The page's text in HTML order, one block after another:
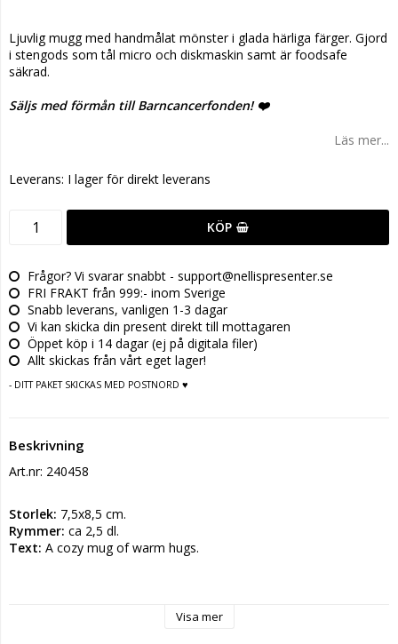
Ljuvlig mugg med handmålat mönster i glada härliga färger. Gjord
i stengods som tål micro och diskmaskin samt är foodsafe
säkrad.
Säljs med förmån till Barncancerfonden! ❤️
Läs mer...
Leverans: I lager för direkt leverans
KÖP
Frågor? Vi svarar snabbt - support@nellispresenter.se
FRI FRAKT från 999:- inom Sverige
Snabb leverans, vanligen 1-3 dagar
Vi kan skicka din present direkt till mottagaren
Öppet köp i 14 dagar (ej på digitala filer)
Allt skickas från vårt eget lager!
- DITT PAKET SKICKAS MED POSTNORD ♥
Beskrivning
Art.nr: 240458
Storlek: 7,5x8,5 cm.
Rymmer: ca 2,5 dl.
Text: A cozy mug of warm hugs.
Visa mer